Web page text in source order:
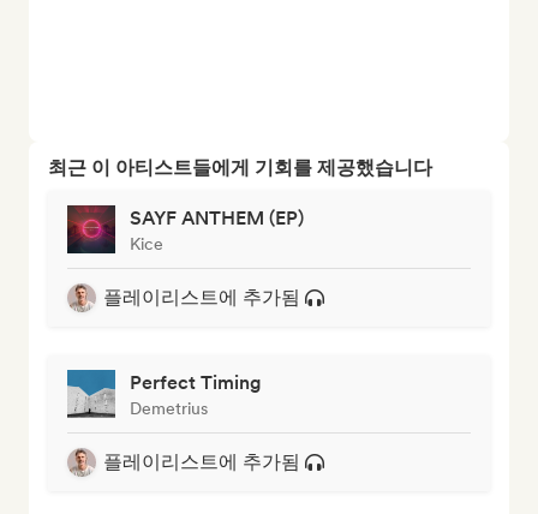
최근 이 아티스트들에게 기회를 제공했습니다
SAYF ANTHEM (EP)
Kice
플레이리스트에 추가됨
Perfect Timing
Demetrius
플레이리스트에 추가됨